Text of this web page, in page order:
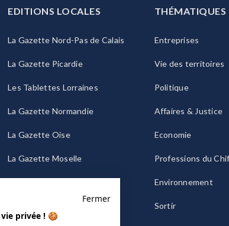
EDITIONS LOCALES
La Gazette Nord-Pas de Calais
La Gazette Picardie
Les Tablettes Lorraines
La Gazette Normandie
La Gazette Oise
La Gazette Moselle
THÉMATIQUES
Entreprises
Vie des territoires
Politique
Affaires & Justice
Economie
Professions du
Environnement
Sortir
Fermer
privée ! 🍪